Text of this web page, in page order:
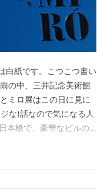
白紙です。こつこつ書い
の中、三井記念美術館
ミロ展はこの日に見に
な)話なので気になる人
本橋で、豪華なビルの
迦楼羅にトーテムポー